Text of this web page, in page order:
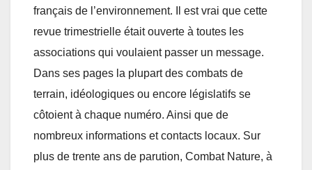
français de l’environnement. Il est vrai que cette
revue trimestrielle était ouverte à toutes les
associations qui voulaient passer un message.
Dans ses pages la plupart des combats de
terrain, idéologiques ou encore législatifs se
côtoient à chaque numéro. Ainsi que de
nombreux informations et contacts locaux. Sur
plus de trente ans de parution, Combat Nature, à